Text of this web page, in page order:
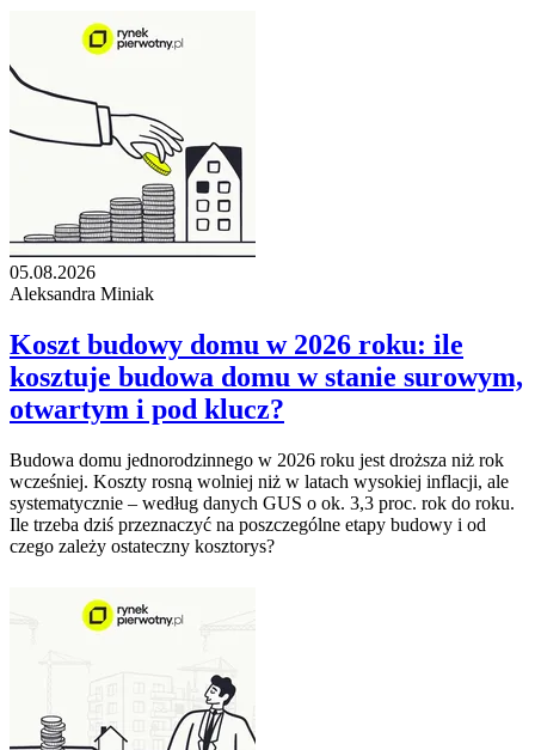
05.08.2026
Aleksandra Miniak
Koszt budowy domu w 2026 roku: ile
kosztuje budowa domu w stanie surowym,
otwartym i pod klucz?
Budowa domu jednorodzinnego w 2026 roku jest droższa niż rok
wcześniej. Koszty rosną wolniej niż w latach wysokiej inflacji, ale
systematycznie – według danych GUS o ok. 3,3 proc. rok do roku.
Ile trzeba dziś przeznaczyć na poszczególne etapy budowy i od
czego zależy ostateczny kosztorys?